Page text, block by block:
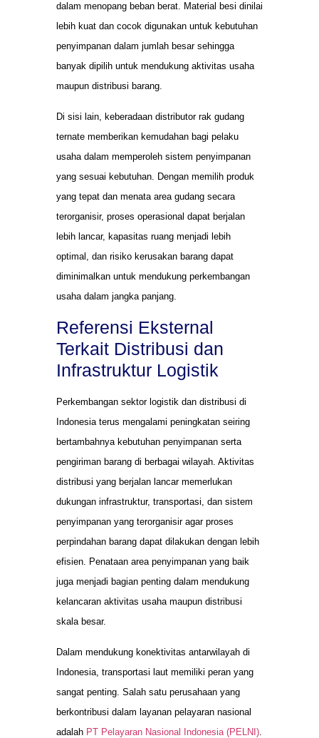
dalam menopang beban berat. Material besi dinilai
lebih kuat dan cocok digunakan untuk kebutuhan
penyimpanan dalam jumlah besar sehingga
banyak dipilih untuk mendukung aktivitas usaha
maupun distribusi barang.
Di sisi lain, keberadaan distributor rak gudang
ternate memberikan kemudahan bagi pelaku
usaha dalam memperoleh sistem penyimpanan
yang sesuai kebutuhan. Dengan memilih produk
yang tepat dan menata area gudang secara
terorganisir, proses operasional dapat berjalan
lebih lancar, kapasitas ruang menjadi lebih
optimal, dan risiko kerusakan barang dapat
diminimalkan untuk mendukung perkembangan
usaha dalam jangka panjang.
Referensi Eksternal
Terkait Distribusi dan
Infrastruktur Logistik
Perkembangan sektor logistik dan distribusi di
Indonesia terus mengalami peningkatan seiring
bertambahnya kebutuhan penyimpanan serta
pengiriman barang di berbagai wilayah. Aktivitas
distribusi yang berjalan lancar memerlukan
dukungan infrastruktur, transportasi, dan sistem
penyimpanan yang terorganisir agar proses
perpindahan barang dapat dilakukan dengan lebih
efisien. Penataan area penyimpanan yang baik
juga menjadi bagian penting dalam mendukung
kelancaran aktivitas usaha maupun distribusi
skala besar.
Dalam mendukung konektivitas antarwilayah di
Indonesia, transportasi laut memiliki peran yang
sangat penting. Salah satu perusahaan yang
berkontribusi dalam layanan pelayaran nasional
adalah PT Pelayaran Nasional Indonesia (PELNI)